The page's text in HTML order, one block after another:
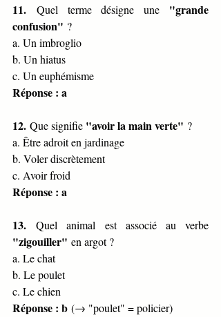
11. Quel terme désigne une "grande
confusion" ?
a. Un imbroglio
b. Un hiatus
c. Un euphémisme
Réponse : a
12. Que signifie "avoir la main verte" ?
a. Être adroit en jardinage
b. Voler discrètement
c. Avoir froid
Réponse : a
13.
"zigouiller" en argot ?
a. Le chat
b. Le poulet
c. Le chien
Réponse : b (→ "poulet" = policier)